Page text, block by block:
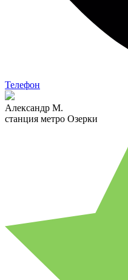
Телефон
Александр М.
станция метро Озерки